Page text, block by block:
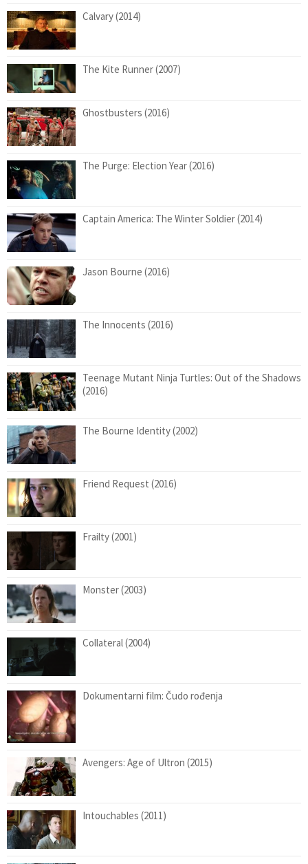
Calvary (2014)
The Kite Runner (2007)
Ghostbusters (2016)
The Purge: Election Year (2016)
Captain America: The Winter Soldier (2014)
Jason Bourne (2016)
The Innocents (2016)
Teenage Mutant Ninja Turtles: Out of the Shadows
(2016)
The Bourne Identity (2002)
Friend Request (2016)
Frailty (2001)
Monster (2003)
Collateral (2004)
Dokumentarni film: Čudo rođenja
Avengers: Age of Ultron (2015)
Intouchables (2011)